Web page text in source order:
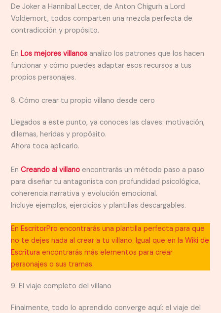
De Joker a Hannibal Lecter, de Anton Chigurh a Lord
Voldemort, todos comparten una mezcla perfecta de
contradicción y propósito.
EnLos mejores villanos analizo los patrones que los hacen
funcionar y cómo puedes adaptar esos recursos a tus
propios personajes.
8. Cómo crear tu propio villano desde cero
Llegados a este punto, ya conoces las claves: motivación,
dilemas, heridas y propósito.
Ahora toca aplicarlo.
EnCreando al villano encontrarás un método paso a paso
para diseñar tu antagonista con profundidad psicológica,
coherencia narrativa y evolución emocional.
Incluye ejemplos, ejercicios y plantillas descargables.
EnEscritorPro encontrarás una plantilla perfecta para que
no te dejes nada al crear a tu villano. Igual que en laWiki de
Escritura encontrarás más elementos para crear
personajes o sus tramas.
9. El viaje completo del villano
Finalmente, todo lo aprendido converge aquí: el viaje del